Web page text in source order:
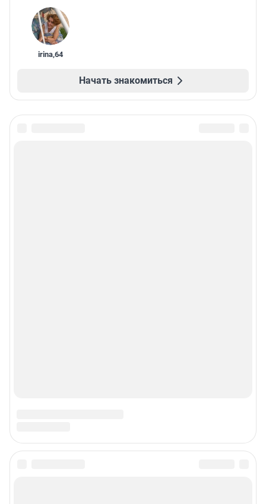
irina,64
Начать знакомиться